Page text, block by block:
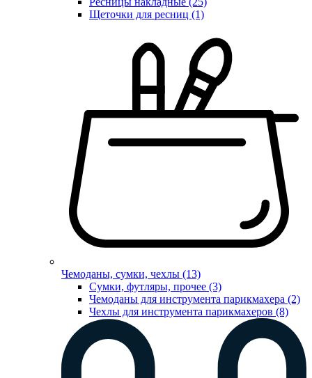
Щеточки для ресниц (1)
Чемоданы, сумки, чехлы (13)
Сумки, футляры, прочее (3)
Чемоданы для инструмента парикмахера (2)
Чехлы для инструмента парикмахеров (8)